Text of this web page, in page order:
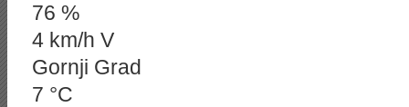
76 %
4 km/h V
Gornji Grad
7 °C